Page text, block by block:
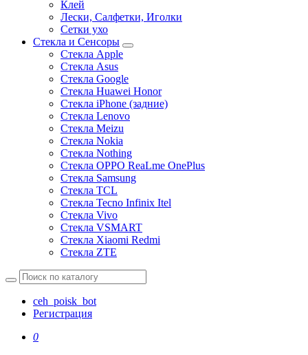
Клей
Лески, Салфетки, Иголки
Сетки ухо
Стекла и Сенсоры
Стекла Apple
Стекла Asus
Стекла Google
Стекла Huawei Honor
Стекла iPhone (задние)
Стекла Lenovo
Стекла Meizu
Стекла Nokia
Стекла Nothing
Стекла OPPO ReaLme OnePlus
Стекла Samsung
Стекла TCL
Стекла Tecno Infinix Itel
Стекла Vivo
Стекла VSMART
Стекла Xiaomi Redmi
Стекла ZTE
ceh_poisk_bot
Регистрация
0